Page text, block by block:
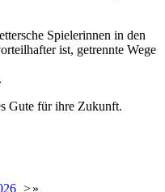
Spielerinnen in den
ist, getrennte Wege
Gute für ihre Zukunft.
>»